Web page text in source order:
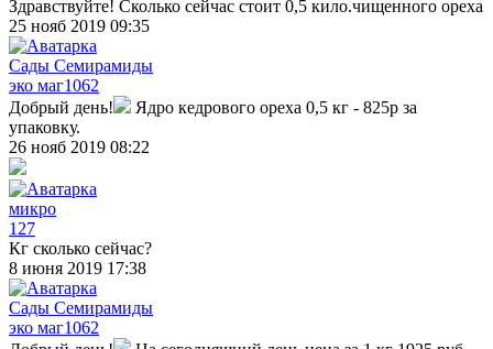
Здравствуйте! Сколько сейчас стоит 0,5 кило.чищенного ореха
25 нояб 2019 09:35
Сады Семирамиды
эко маг1062
Добрый день!
Ядро кедрового ореха 0,5 кг - 825р за
упаковку.
26 нояб 2019 08:22
микро
127
Кг сколько сейчас?
8 июня 2019 17:38
Сады Семирамиды
эко маг1062